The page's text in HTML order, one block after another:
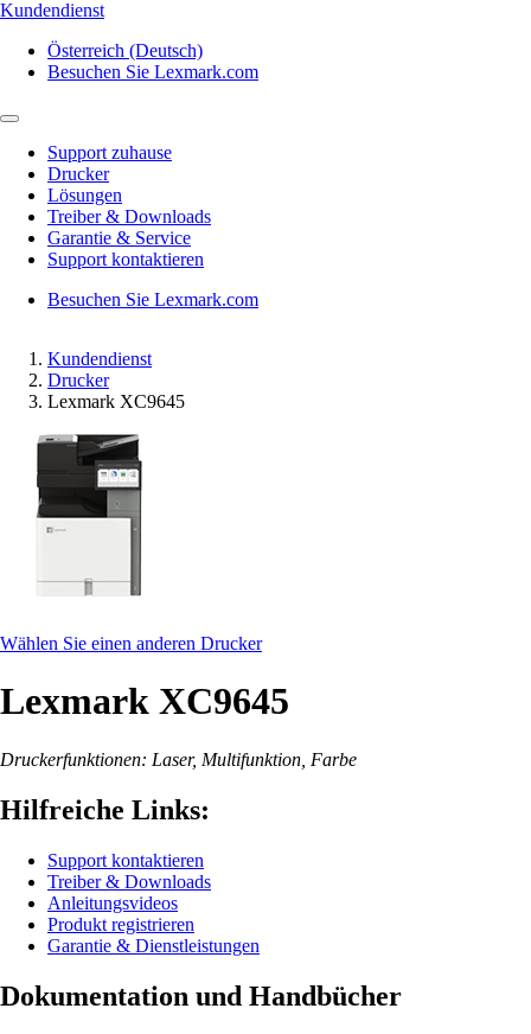
Kundendienst
Österreich (Deutsch)
Besuchen Sie Lexmark.com
Support zuhause
Drucker
Lösungen
Treiber & Downloads
Garantie & Service
Support kontaktieren
Besuchen Sie Lexmark.com
Kundendienst
Drucker
Lexmark XC9645
Wählen Sie einen anderen Drucker
Lexmark XC9645
Druckerfunktionen: Laser, Multifunktion, Farbe
Hilfreiche Links:
Support kontaktieren
Treiber & Downloads
Anleitungsvideos
Produkt registrieren
Garantie & Dienstleistungen
Dokumentation und Handbücher